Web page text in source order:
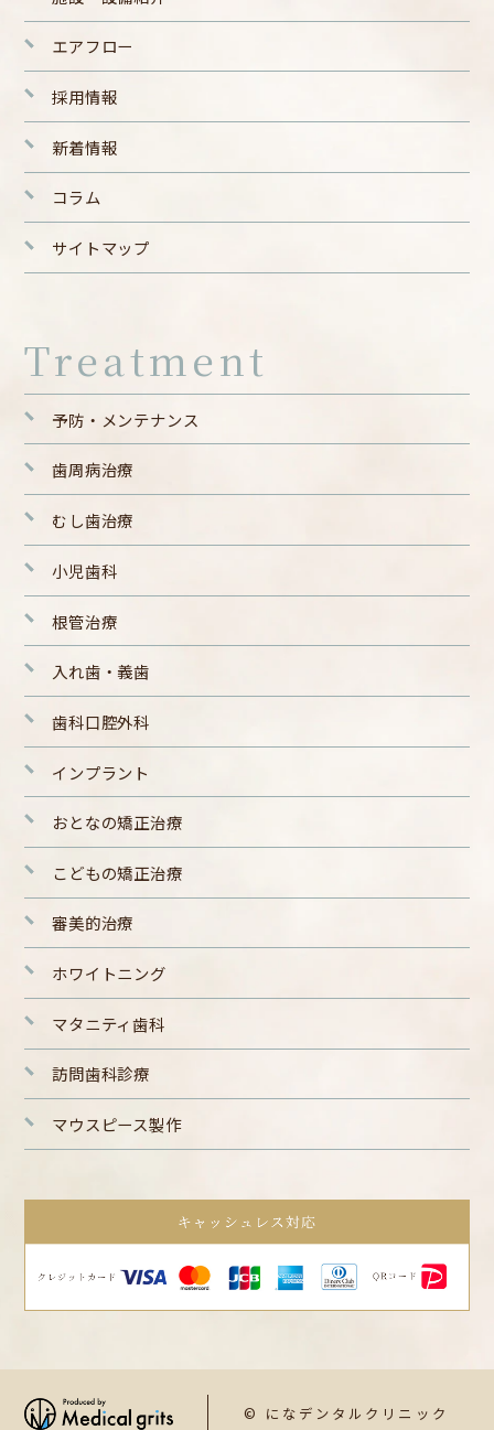
エアフロー
採用情報
新着情報
コラム
サイトマップ
Treatment
予防・メンテナンス
歯周病治療
むし歯治療
小児歯科
根管治療
入れ歯・義歯
歯科口腔外科
インプラント
おとなの矯正治療
こどもの矯正治療
審美的治療
ホワイトニング
マタニティ歯科
訪問歯科診療
マウスピース製作
© になデンタルクリニック